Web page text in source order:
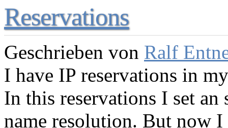
Reservations
Geschrieben von Ralf
I have IP reservations in
In this reservations I set
name resolution. But now I